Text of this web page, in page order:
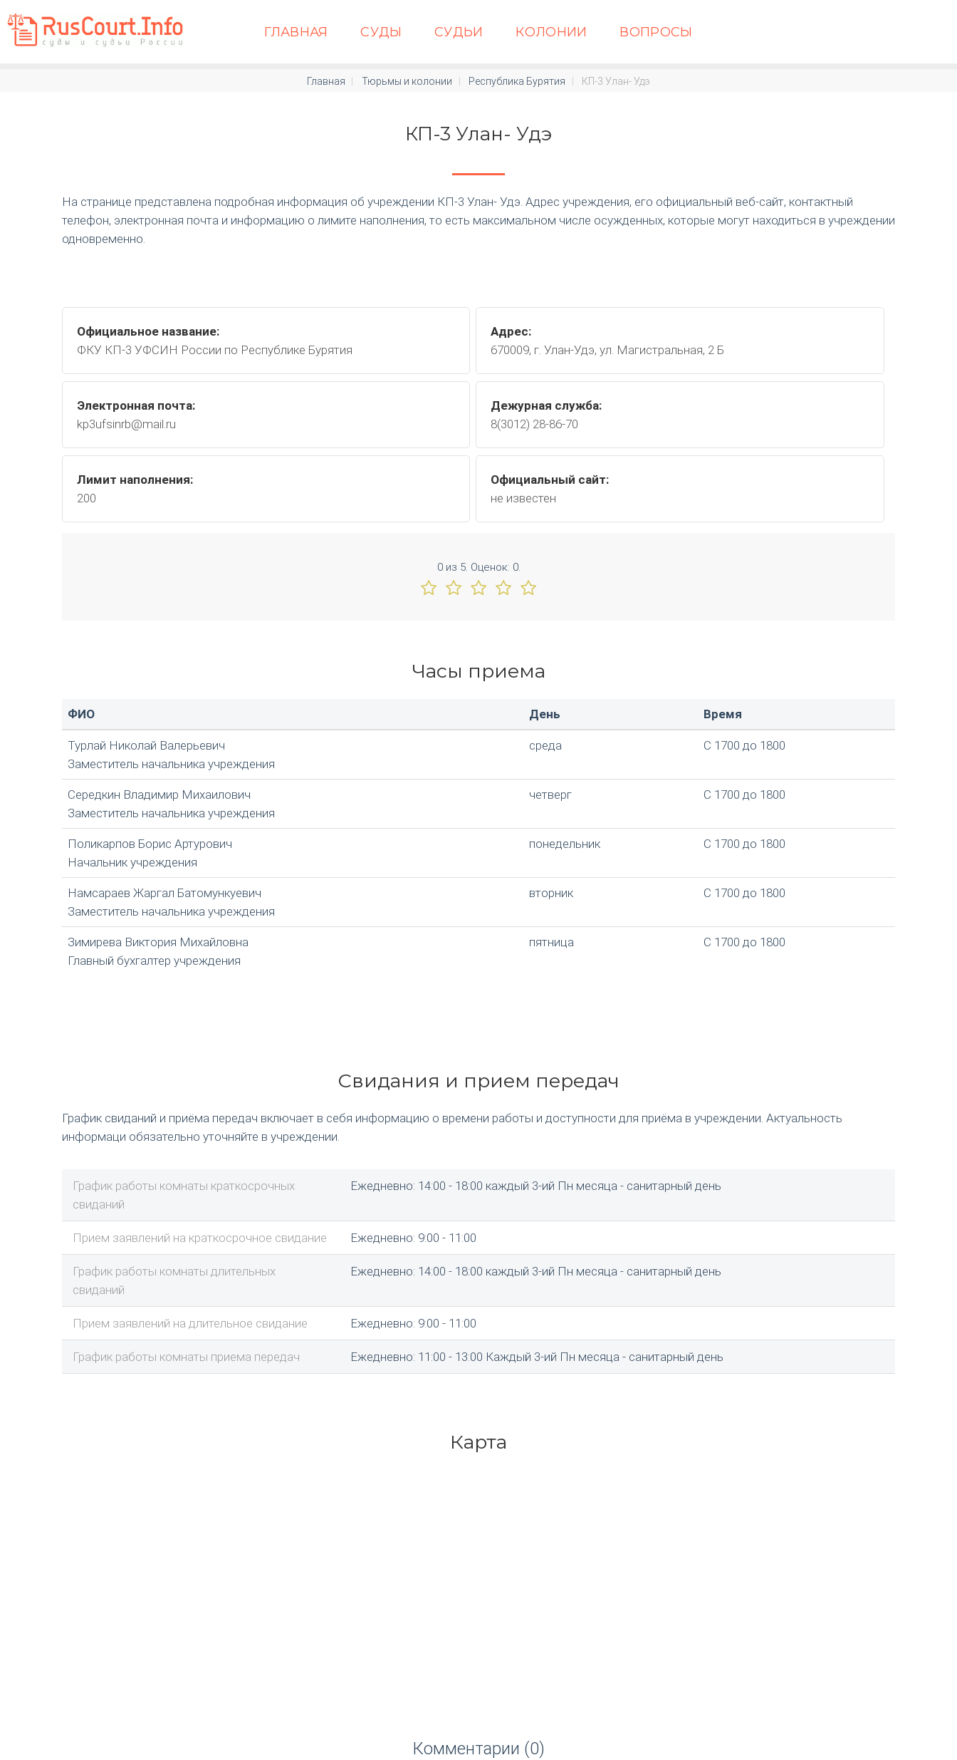
ГЛАВНАЯ СУДЫ СУДЬИ КОЛОНИИ ВОПРОСЫ
Главная Тюрьмы и колонии Республика Бурятия КП-3 Улан- Удэ
КП-3 Улан- Удэ
На странице представлена подробная информация об учреждении КП-3 Улан- Удэ. Адрес учреждения, его официальный веб-сайт, контактный
телефон, электронная почта и информацию о лимите наполнения, то есть максимальном числе осужденных, которые могут находиться в учреждении
одновременно.
Официальное название:
ФКУ КП-3 УФСИН России по Республике Бурятия
Адрес:
670009, г. Улан-Удэ, ул. Магистральная, 2 Б
Электронная почта:
kp3ufsinrb@mail.ru
Дежурная служба:
8(3012) 28-86-70
Лимит наполнения:
200
Официальный сайт:
не известен
0из 5. Оценок: 0.
Часы приема
ФИО День Время
Турлай Николай Валерьевич
Заместитель начальника учреждения
среда С 1700 до 1800
Середкин Владимир Михаилович
Заместитель начальника учреждения
четверг С 1700 до 1800
Поликарпов Борис Артурович
Начальник учреждения
понедельник С 1700 до 1800
Намсараев Жаргал Батомункуевич
Заместитель начальника учреждения
вторник С 1700 до 1800
Зимирева Виктория Михайловна
Главный бухгалтер учреждения
пятница С 1700 до 1800
Свидания и прием передач
График свиданий и приёма передач включает в себя информацию о времени работы и доступности для приёма в учреждении. Актуальность
информаци обязательно уточняйте в учреждении.
График работы комнаты краткосрочных
свиданий
Ежедневно: 14:00 - 18:00 каждый 3-ий Пн месяца - санитарный день
Прием заявлений на краткосрочное свидание Ежедневно: 9:00 - 11:00
График работы комнаты длительных
свиданий
Ежедневно: 14:00 - 18:00 каждый 3-ий Пн месяца - санитарный день
Прием заявлений на длительное свидание Ежедневно: 9:00 - 11:00
График работы комнаты приема передач Ежедневно: 11:00 - 13:00 Каждый 3-ий Пн месяца - санитарный день
Карта
Комментарии (0)